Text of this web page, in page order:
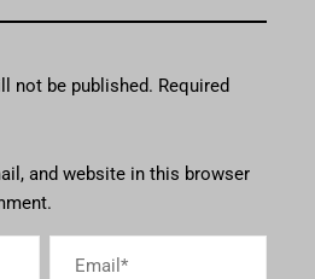
not be published. Required
and website in this browser